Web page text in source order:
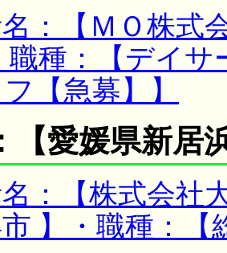
：【ＭＯ株式
職種：【デイ
【急募】】
【愛媛県新居
：【株式会社
】・職種：